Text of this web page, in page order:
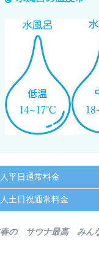
平日通常料金
土日祝通常料金
春の サウナ最高 みん